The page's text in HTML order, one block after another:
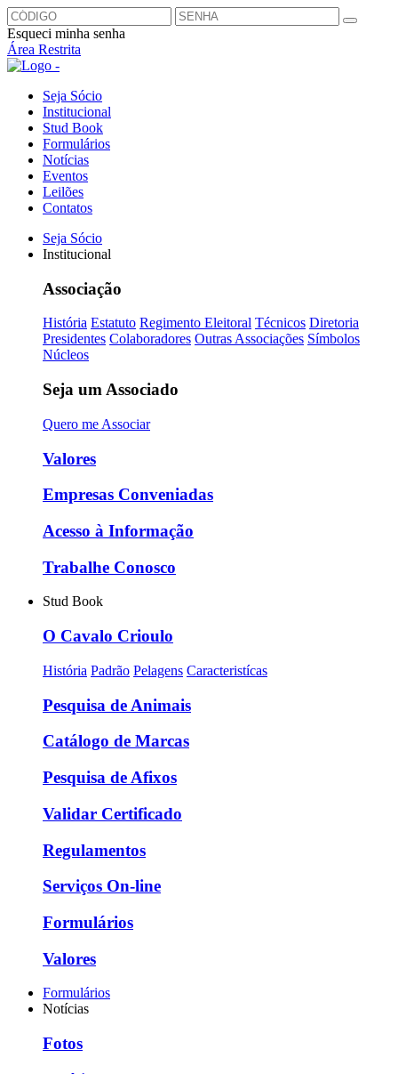
Esqueci minha senha
Área Restrita
Seja Sócio
Institucional
Stud Book
Formulários
Notícias
Eventos
Leilões
Contatos
Seja Sócio
Institucional
Associação
História Estatuto Regimento Eleitoral Técnicos Diretoria
Presidentes Colaboradores Outras Associações Símbolos
Núcleos
Seja um Associado
Quero me Associar
Valores
Empresas Conveniadas
Acesso à Informação
Trabalhe Conosco
Stud Book
O Cavalo Crioulo
História Padrão Pelagens Caracteristícas
Pesquisa de Animais
Catálogo de Marcas
Pesquisa de Afixos
Validar Certificado
Regulamentos
Serviços On-line
Formulários
Valores
Formulários
Notícias
Fotos